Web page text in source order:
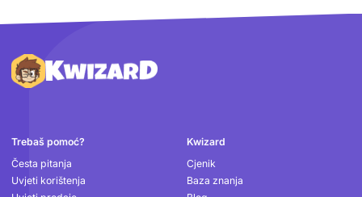
Podnožje
Trebaš pomoć?
Česta pitanja
Uvjeti korištenja
Kwizard
Cjenik
Baza znanja